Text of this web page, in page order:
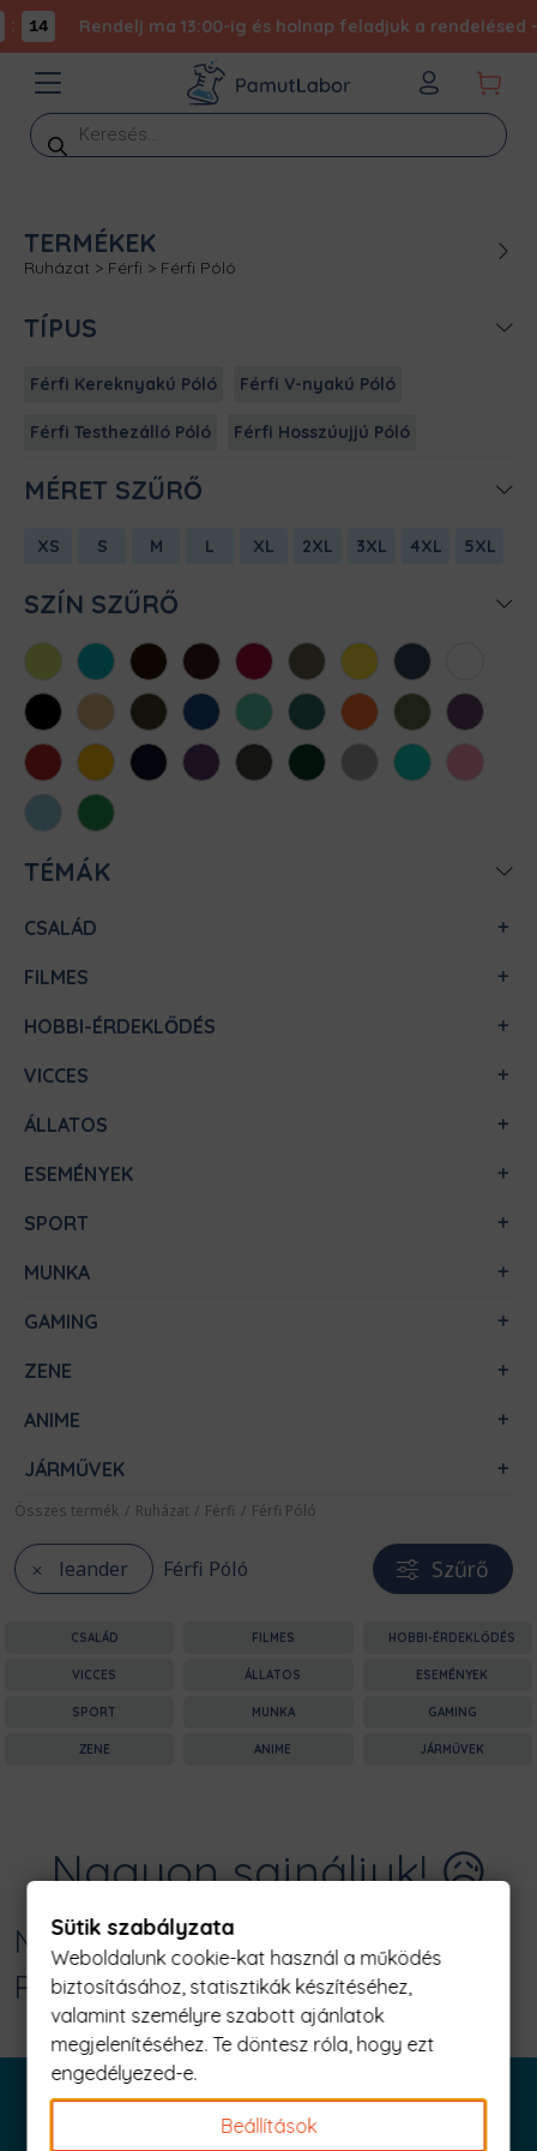
14 Rendelj ma 13:00-ig és holnap feladjuk a rendelésed -
Products
search
TERMÉKEK
Ruházat > Férfi > Férfi Póló
TÍPUS
Férfi Kereknyakú Póló Férfi V-nyakú Póló
Férfi Testhezálló Póló Férfi Hosszúujjú Póló
MÉRET SZŰRŐ
XS S M L XL 2XL 3XL 4XL 5XL
SZÍN SZŰRŐ
AlmazöldAtollkékBarnaBordóChili Cink Citromsárga
Denim
FeketeHomokKhaki KirálykékMentaMéregzöld
NarancsOliva Padlizsán
Piros SárgaSötétkékSötétlilaSötétszürke
SötétzöldSportszürke
Türkiz
Világos
rózsaszín
Világoskék
Zöld
TÉMÁK
CSALÁD
FILMES
HOBBI-ÉRDEKLŐDÉS
VICCES
ÁLLATOS
ESEMÉNYEK
SPORT
MUNKA
GAMING
ZENE
ANIME
JÁRMŰVEK
Összes termék / Ruházat / Férfi / Férfi Póló
leander Férfi Póló Szűrő
CSALÁD FILMES HOBBI-ÉRDEKLŐDÉS
VICCES ÁLLATOS ESEMÉNYEK
SPORT MUNKA GAMING
ZENE ANIME JÁRMŰVEK
Nagyon sajnáljuk! 😥
Nincs találat erre: "leander Férfi
Póló"
Sütik szabályzata
Weboldalunk cookie-kat használ a működés
biztosításához, statisztikák készítéséhez,
valamint személyre szabott ajánlatok
megjelenítéséhez. Te döntesz róla, hogy ezt
engedélyezed-e.
Beállítások